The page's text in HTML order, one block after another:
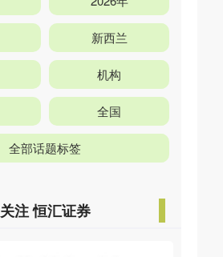
新西兰
机构
全国
全部话题标签
关注 恒汇证券